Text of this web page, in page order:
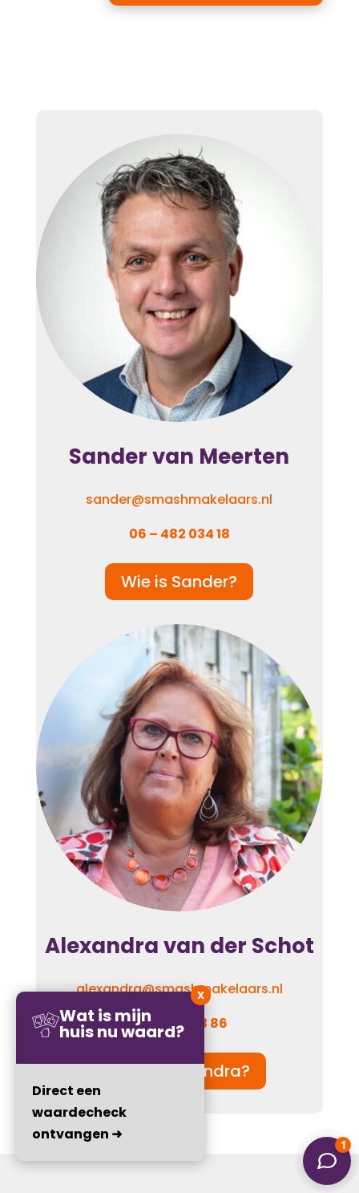
Sander van Meerten
sander@smashmakelaars.nl
06 – 482 034 18
Wie is Sander?
Alexandra van der Schot
alexandra@smashmakelaars.nl
06 – 110 923 86
Wie is Alexandra?
Wat is mijn
huis nu waard?
Direct een
waardecheck
ontvangen ➜
X